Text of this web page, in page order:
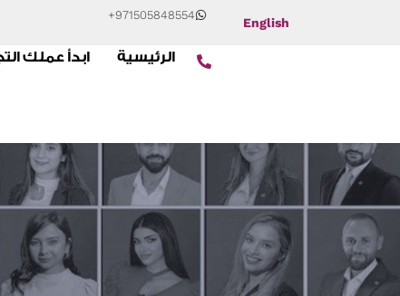
English
+971505848554
الرئيسية ابدأ عملك